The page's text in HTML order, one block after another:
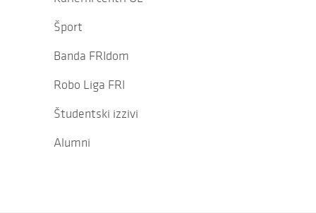
Šport
Banda FRIdom
Robo Liga FRI
Študentski izzivi
Alumni